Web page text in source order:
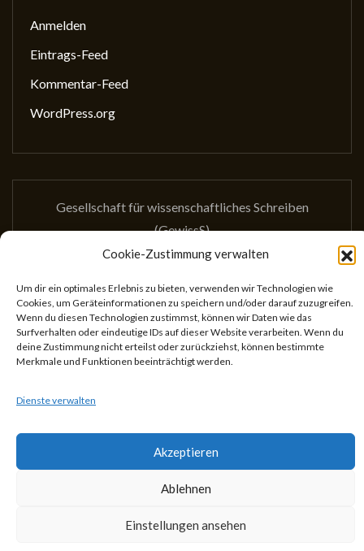
Cookie-Zustimmung verwalten
Um dir ein optimales Erlebnis zu bieten, verwenden wir Technologien wie
Cookies, um Geräteinformationen zu speichern und/oder darauf zuzugreifen.
Wenn du diesen Technologien zustimmst, können wir Daten wie das
Surfverhalten oder eindeutige IDs auf dieser Website verarbeiten. Wenn du
deine Zustimmung nicht erteilst oder zurückziehst, können bestimmte
Merkmale und Funktionen beeinträchtigt werden.
Dienste verwalten
Akzeptieren
Ablehnen
Einstellungen ansehen
Anmelden
Eintrags-Feed
Kommentar-Feed
WordPress.org
Gesellschaft für wissenschaftliches Schreiben
(GewissS)
ZVR: 746433059
Universitätsstr. 5
1010 Wien
Österreich
Theme Designed byIndiThemes|Gesellschaft für
wissenschaftliches Schreiben